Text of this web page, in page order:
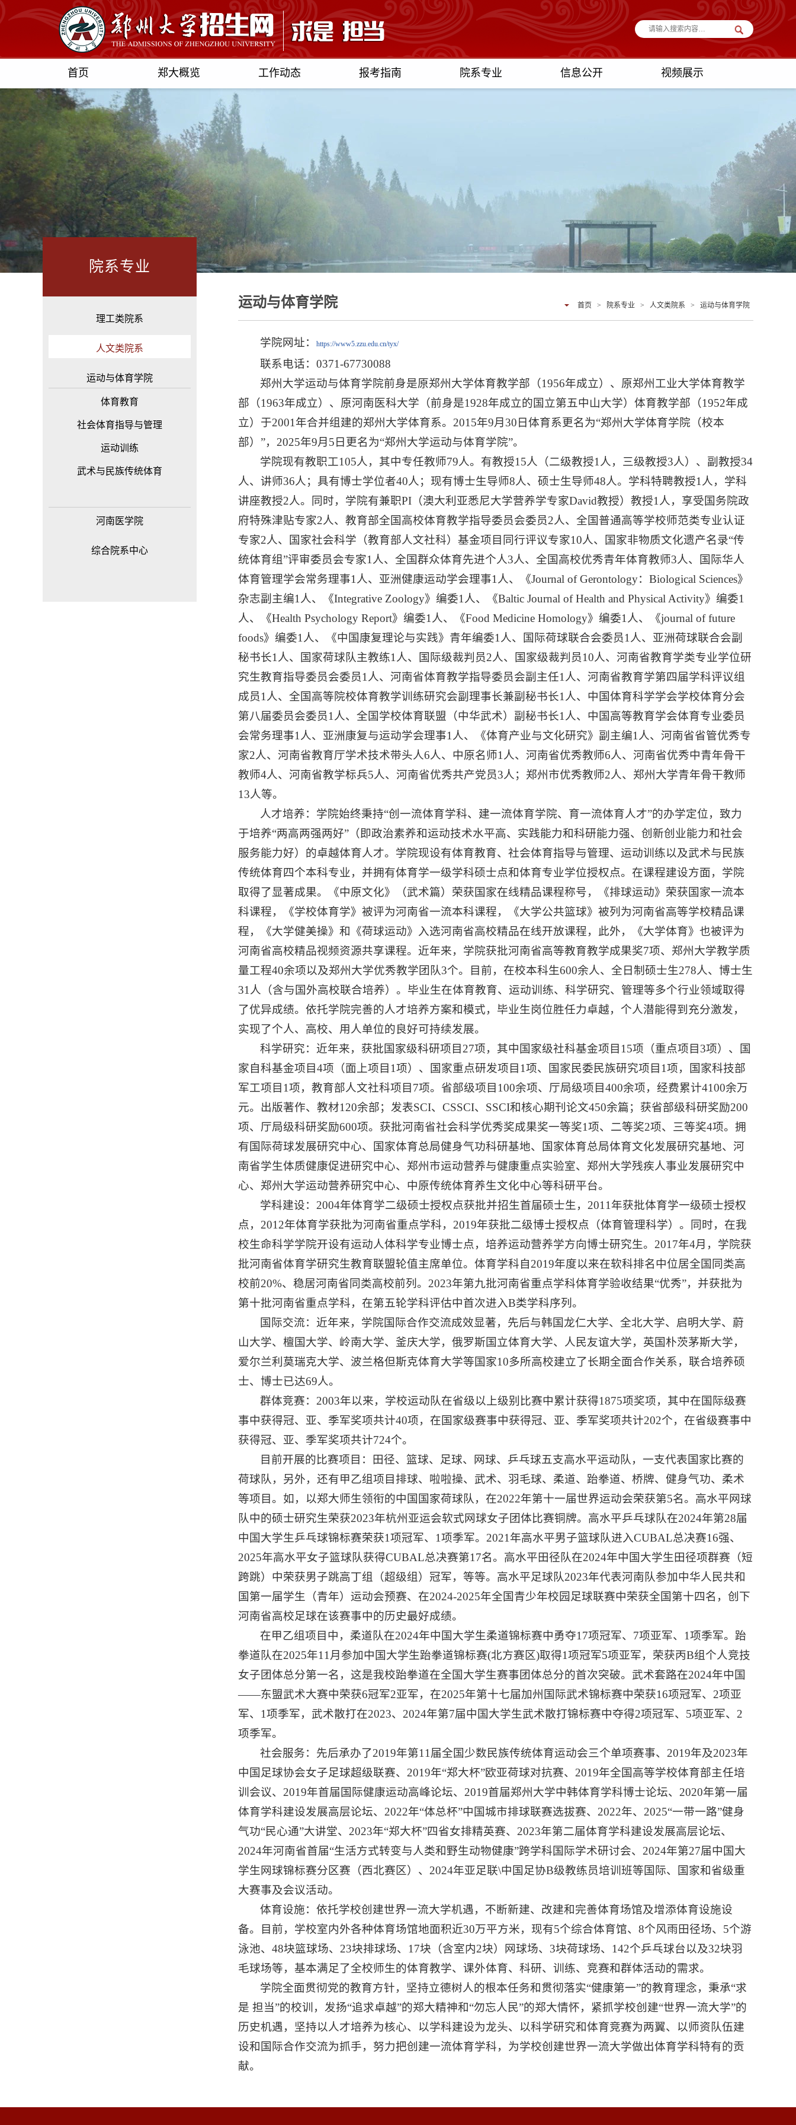
首页 郑大概览 工作动态 报考指南 院系专业 信息公开 视频展示
院系专业
理工类院系
人文类院系
运动与体育学院
体育教育
社会体育指导与管理
运动训练
武术与民族传统体育
河南医学院
综合院系中心
运动与体育学院 首页 > 院系专业 > 人文类院系 > 运动与体育学院
学院网址：https://www5.zzu.edu.cn/tyx/
联系电话：0371-67730088
郑州大学运动与体育学院前身是原郑州大学体育教学部（1956年成立）、原郑州工业大学体育教学
部（1963年成立）、原河南医科大学（前身是1928年成立的国立第五中山大学）体育教学部（1952年成
立）于2001年合并组建的郑州大学体育系。2015年9月30日体育系更名为“郑州大学体育学院（校本
部）”，2025年9月5日更名为“郑州大学运动与体育学院”。
学院现有教职工105人，其中专任教师79人。有教授15人（二级教授1人，三级教授3人）、副教授34
人、讲师36人；具有博士学位者40人；现有博士生导师8人、硕士生导师48人。学科特聘教授1人，学科
讲座教授2人。同时，学院有兼职PI（澳大利亚悉尼大学营养学专家David教授）教授1人，享受国务院政
府特殊津贴专家2人、教育部全国高校体育教学指导委员会委员2人、全国普通高等学校师范类专业认证
专家2人、国家社会科学（教育部人文社科）基金项目同行评议专家10人、国家非物质文化遗产名录“传
统体育组”评审委员会专家1人、全国群众体育先进个人3人、全国高校优秀青年体育教师3人、国际华人
体育管理学会常务理事1人、亚洲健康运动学会理事1人、《Journal of Gerontology：Biological Sciences》
杂志副主编1人、《Integrative Zoology》编委1人、《Baltic Journal of Health and Physical Activity》编委1
人、《Health Psychology Report》编委1人、《Food Medicine Homology》编委1人、《journal of future
foods》编委1人、《中国康复理论与实践》青年编委1人、国际荷球联合会委员1人、亚洲荷球联合会副
秘书长1人、国家荷球队主教练1人、国际级裁判员2人、国家级裁判员10人、河南省教育学类专业学位研
究生教育指导委员会委员1人、河南省体育教学指导委员会副主任1人、河南省教育学第四届学科评议组
成员1人、全国高等院校体育教学训练研究会副理事长兼副秘书长1人、中国体育科学学会学校体育分会
第八届委员会委员1人、全国学校体育联盟（中华武术）副秘书长1人、中国高等教育学会体育专业委员
会常务理事1人、亚洲康复与运动学会理事1人、《体育产业与文化研究》副主编1人、河南省省管优秀专
家2人、河南省教育厅学术技术带头人6人、中原名师1人、河南省优秀教师6人、河南省优秀中青年骨干
教师4人、河南省教学标兵5人、河南省优秀共产党员3人；郑州市优秀教师2人、郑州大学青年骨干教师
13人等。
人才培养：学院始终秉持“创一流体育学科、建一流体育学院、育一流体育人才”的办学定位，致力
于培养“两高两强两好”（即政治素养和运动技术水平高、实践能力和科研能力强、创新创业能力和社会
服务能力好）的卓越体育人才。学院现设有体育教育、社会体育指导与管理、运动训练以及武术与民族
传统体育四个本科专业，并拥有体育学一级学科硕士点和体育专业学位授权点。在课程建设方面，学院
取得了显著成果。《中原文化》（武术篇）荣获国家在线精品课程称号，《排球运动》荣获国家一流本
科课程，《学校体育学》被评为河南省一流本科课程，《大学公共篮球》被列为河南省高等学校精品课
程，《大学健美操》和《荷球运动》入选河南省高校精品在线开放课程，此外，《大学体育》也被评为
河南省高校精品视频资源共享课程。近年来，学院获批河南省高等教育教学成果奖7项、郑州大学教学质
量工程40余项以及郑州大学优秀教学团队3个。目前，在校本科生600余人、全日制硕士生278人、博士生
31人（含与国外高校联合培养）。毕业生在体育教育、运动训练、科学研究、管理等多个行业领域取得
了优异成绩。依托学院完善的人才培养方案和模式，毕业生岗位胜任力卓越，个人潜能得到充分激发，
实现了个人、高校、用人单位的良好可持续发展。
科学研究：近年来，获批国家级科研项目27项，其中国家级社科基金项目15项（重点项目3项）、国
家自科基金项目4项（面上项目1项）、国家重点研发项目1项、国家民委民族研究项目1项，国家科技部
军工项目1项，教育部人文社科项目7项。省部级项目100余项、厅局级项目400余项，经费累计4100余万
元。出版著作、教材120余部；发表SCI、CSSCI、SSCI和核心期刊论文450余篇；获省部级科研奖励200
项、厅局级科研奖励600项。获批河南省社会科学优秀奖成果奖一等奖1项、二等奖2项、三等奖4项。拥
有国际荷球发展研究中心、国家体育总局健身气功科研基地、国家体育总局体育文化发展研究基地、河
南省学生体质健康促进研究中心、郑州市运动营养与健康重点实验室、郑州大学残疾人事业发展研究中
心、郑州大学运动营养研究中心、中原传统体育养生文化中心等科研平台。
学科建设：2004年体育学二级硕士授权点获批并招生首届硕士生，2011年获批体育学一级硕士授权
点，2012年体育学获批为河南省重点学科，2019年获批二级博士授权点（体育管理科学）。同时，在我
校生命科学学院开设有运动人体科学专业博士点，培养运动营养学方向博士研究生。2017年4月，学院获
批河南省体育学研究生教育联盟轮值主席单位。体育学科自2019年度以来在软科排名中位居全国同类高
校前20%、稳居河南省同类高校前列。2023年第九批河南省重点学科体育学验收结果“优秀”，并获批为
第十批河南省重点学科，在第五轮学科评估中首次进入B类学科序列。
国际交流：近年来，学院国际合作交流成效显著，先后与韩国龙仁大学、全北大学、启明大学、蔚
山大学、檀国大学、岭南大学、釜庆大学，俄罗斯国立体育大学、人民友谊大学，英国朴茨茅斯大学，
爱尔兰利莫瑞克大学、波兰格但斯克体育大学等国家10多所高校建立了长期全面合作关系，联合培养硕
士、博士已达69人。
群体竞赛：2003年以来，学校运动队在省级以上级别比赛中累计获得1875项奖项，其中在国际级赛
事中获得冠、亚、季军奖项共计40项，在国家级赛事中获得冠、亚、季军奖项共计202个，在省级赛事中
获得冠、亚、季军奖项共计724个。
目前开展的比赛项目：田径、篮球、足球、网球、乒乓球五支高水平运动队，一支代表国家比赛的
荷球队，另外，还有甲乙组项目排球、啦啦操、武术、羽毛球、柔道、跆拳道、桥牌、健身气功、柔术
等项目。如，以郑大师生领衔的中国国家荷球队，在2022年第十一届世界运动会荣获第5名。高水平网球
队中的硕士研究生荣获2023年杭州亚运会软式网球女子团体比赛铜牌。高水平乒乓球队在2024年第28届
中国大学生乒乓球锦标赛荣获1项冠军、1项季军。2021年高水平男子篮球队进入CUBAL总决赛16强、
2025年高水平女子篮球队获得CUBAL总决赛第17名。高水平田径队在2024年中国大学生田径项群赛（短
跨跳）中荣获男子跳高丁组（超级组）冠军，等等。高水平足球队2023年代表河南队参加中华人民共和
国第一届学生（青年）运动会预赛、在2024-2025年全国青少年校园足球联赛中荣获全国第十四名，创下
河南省高校足球在该赛事中的历史最好成绩。
在甲乙组项目中，柔道队在2024年中国大学生柔道锦标赛中勇夺17项冠军、7项亚军、1项季军。跆
拳道队在2025年11月参加中国大学生跆拳道锦标赛(北方赛区)取得1项冠军5项亚军，荣获丙B组个人竞技
女子团体总分第一名，这是我校跆拳道在全国大学生赛事团体总分的首次突破。武术套路在2024年中国
——东盟武术大赛中荣获6冠军2亚军，在2025年第十七届加州国际武术锦标赛中荣获16项冠军、2项亚
军、1项季军，武术散打在2023、2024年第7届中国大学生武术散打锦标赛中夺得2项冠军、5项亚军、2
项季军。
社会服务：先后承办了2019年第11届全国少数民族传统体育运动会三个单项赛事、2019年及2023年
中国足球协会女子足球超级联赛、2019年“郑大杯”欧亚荷球对抗赛、2019年全国高等学校体育部主任培
训会议、2019年首届国际健康运动高峰论坛、2019首届郑州大学中韩体育学科博士论坛、2020年第一届
体育学科建设发展高层论坛、2022年“体总杯”中国城市排球联赛选拔赛、2022年、2025“一带一路”健身
气功“民心通”大讲堂、2023年“郑大杯”四省女排精英赛、2023年第二届体育学科建设发展高层论坛、
2024年河南省首届“生活方式转变与人类和野生动物健康”跨学科国际学术研讨会、2024年第27届中国大
学生网球锦标赛分区赛（西北赛区）、2024年亚足联\中国足协B级教练员培训班等国际、国家和省级重
大赛事及会议活动。
体育设施：依托学校创建世界一流大学机遇，不断新建、改建和完善体育场馆及增添体育设施设
备。目前，学校室内外各种体育场馆地面积近30万平方米，现有5个综合体育馆、8个风雨田径场、5个游
泳池、48块篮球场、23块排球场、17块（含室内2块）网球场、3块荷球场、142个乒乓球台以及32块羽
毛球场等，基本满足了全校师生的体育教学、课外体育、科研、训练、竞赛和群体活动的需求。
学院全面贯彻党的教育方针，坚持立德树人的根本任务和贯彻落实“健康第一”的教育理念，秉承“求
是 担当”的校训，发扬“追求卓越”的郑大精神和“勿忘人民”的郑大情怀，紧抓学校创建“世界一流大学”的
历史机遇，坚持以人才培养为核心、以学科建设为龙头、以科学研究和体育竞赛为两翼、以师资队伍建
设和国际合作交流为抓手，努力把创建一流体育学科，为学校创建世界一流大学做出体育学科特有的贡
献。